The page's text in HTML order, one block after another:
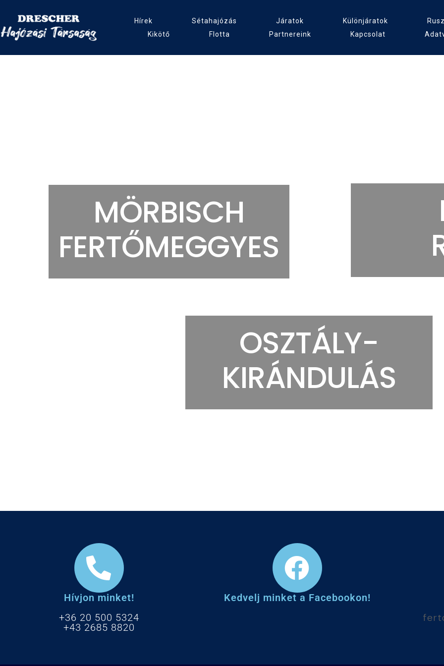
Hírek Sétahajózás Járatok Különjáratok
Kikötő
Flotta Partnereink Kapcsolat
MÖRBISCH
FERTŐMEGGYES
OSZTÁLY-
KIRÁNDULÁS
Hívjon minket!
+36 20 500 5324
+43 2685 8820
Kedvelj minket a Facebookon!